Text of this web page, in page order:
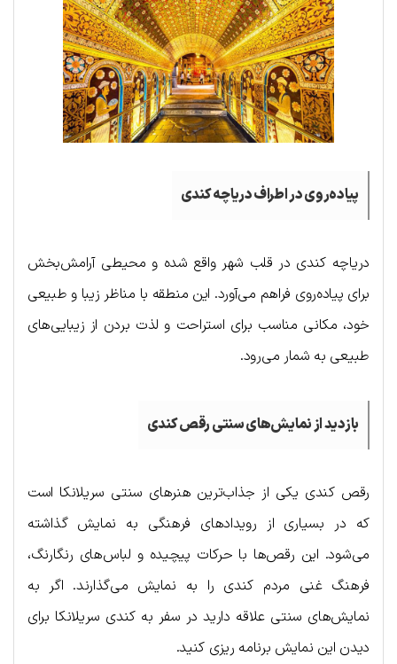
پیاده‌روی در اطراف دریاچه کندی
دریاچه کندی در قلب شهر واقع شده و محیطی آرامش‌بخش
برای پیاده‌روی فراهم می‌آورد. این منطقه با مناظر زیبا و طبیعی
خود، مکانی مناسب برای استراحت و لذت بردن از زیبایی‌های
طبیعی به شمار می‌رود.
بازدید از نمایش‌های سنتی رقص کندی
رقص کندی یکی از جذاب‌ترین هنرهای سنتی سریلانکا است
که در بسیاری از رویدادهای فرهنگی به نمایش گذاشته
می‌شود. این رقص‌ها با حرکات پیچیده و لباس‌های رنگارنگ،
فرهنگ غنی مردم کندی را به نمایش می‌گذارند. اگر به
نمایش‌های سنتی علاقه دارید در سفر به کندی سریلانکا برای
دیدن این نمایش برنامه ریزی کنید.